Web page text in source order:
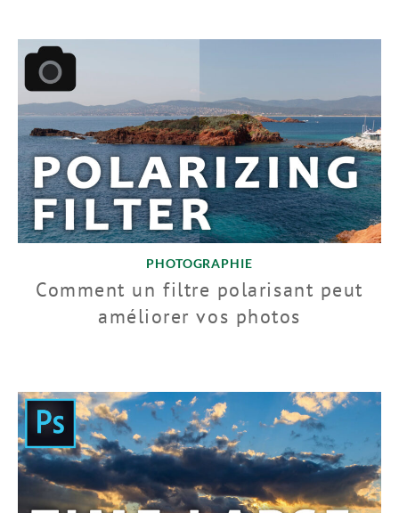
PHOTOGRAPHIE
Comment un filtre polarisant peut
améliorer vos photos